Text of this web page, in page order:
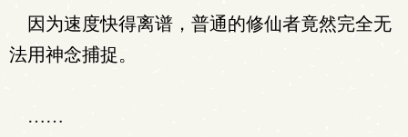
因为速度快得离谱，普通的修仙者竟然完全无
法用神念捕捉。
……